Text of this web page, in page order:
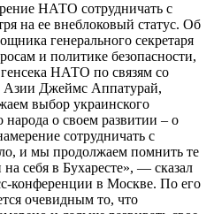
НАТО сотрудничать с
на ее внеблоковый статус. Об
генерального секретаря
и политике безопасности,
НАТО по связям со
Азии Джеймс Аппатурай,
выбор украинского
народа о своем развитии – о
сотрудничать с
и мы продолжаем помнить те
на себя в Бухаресте», — сказал
конференции в Москве. По его
очевидным то, что